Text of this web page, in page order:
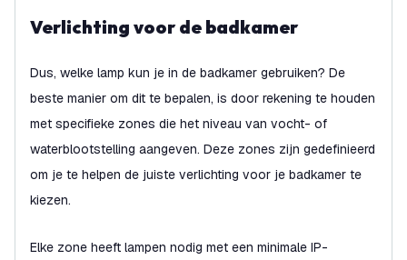
Verlichting voor de badkamer
Dus, welke lamp kun je in de badkamer gebruiken? De
beste manier om dit te bepalen, is door rekening te houden
met specifieke zones die het niveau van vocht- of
waterblootstelling aangeven. Deze zones zijn gedefinieerd
om je te helpen de juiste verlichting voor je badkamer te
kiezen.
Elke zone heeft lampen nodig met een minimale IP-